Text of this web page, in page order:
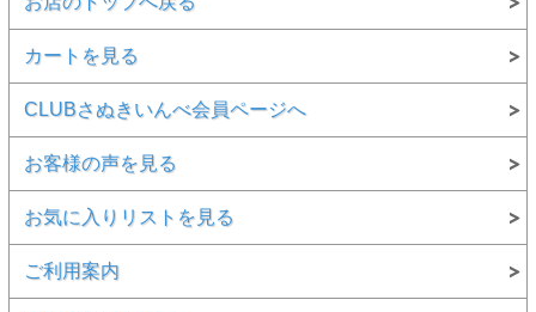
カートを見る
CLUBさぬきいんべ会員ページへ
お客様の声を見る
お気に入りリストを見る
ご利用案内